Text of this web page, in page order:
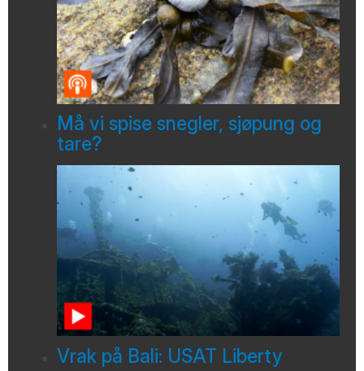
Må vi spise snegler, sjøpung og
tare?
Vrak på Bali: USAT Liberty